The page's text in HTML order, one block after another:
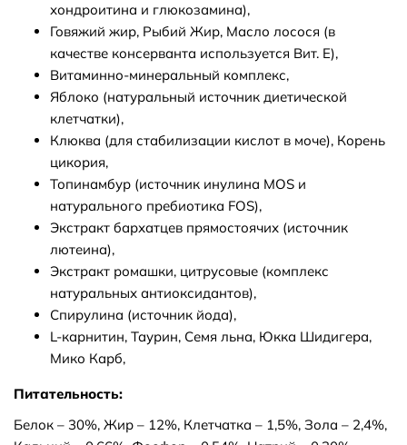
хондроитина и глюкоз­амина),
Говяжий жир, Рыбий Жир, Масло лосося (в
качестве консе­рванта используется Вит. Е),
Витаминно-минеральный компле­кс,
Яблоко (натуральный источник диетической
клетчатки),
Клюква (для стабилизации кислот в моче), Корень
цикория,
Топинамбур (источник инулина MOS и
натурального пребиотика FOS),
Экстракт бархатцев прямостоячих (источник
лютеина),
Экстракт ромашки, цитрусовые (комплекс
натуральных антиоксидантов),
Спирулина (источник йода),
L-карнитин, Таурин, Семя льна, Юкка Шидигера,
Мико Карб,
Питательность:
Белок – 30%, Жир – 12%, Клетчатка – 1,5%, Зола – 2,4%,